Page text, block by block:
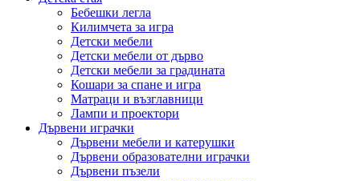
Бебешки легла
Килимчета за игра
Детски мебели
Детски мебели от дърво
Детски мебели за градината
Кошари за спане и игра
Матраци и възглавници
Лампи и проектори
Дървени играчки
Дървени мебели и катерушки
Дървени образователни играчки
Дървени пъзели